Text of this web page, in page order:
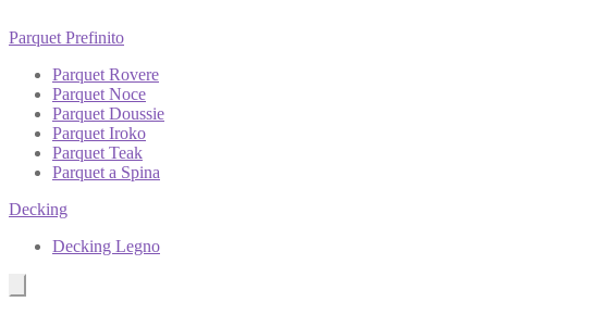
Parquet Prefinito
Parquet Rovere
Parquet Noce
Parquet Doussie
Parquet Iroko
Parquet Teak
Parquet a Spina
Decking
Decking Legno